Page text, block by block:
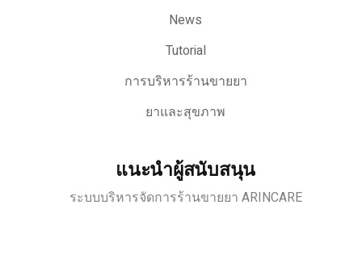
News
Tutorial
การบริหารร้านขายยา
ยาและสุขภาพ
แนะนำผู้สนับสนุน
ระบบบริหารจัดการร้านขายยา ARINCARE